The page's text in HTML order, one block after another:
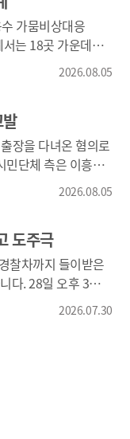
가뭄비상대응
고성, 합천은
관심단계로
진입해있습니다.
2026.08.05
장을 다녀온 혐의로
멕시코 칸쿤이2026.08.05
도주극
찰차까지 들이받은
3시쯤
로 민간인을
검거됐습니다.
2026.07.30